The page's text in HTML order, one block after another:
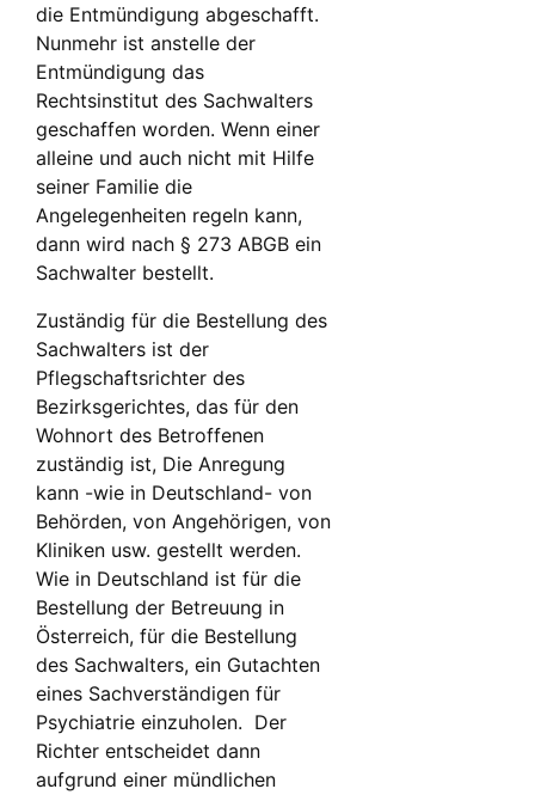
die Entmündigung abgeschafft.
Nunmehr ist anstelle der
Entmündigung das
Rechtsinstitut des Sachwalters
geschaffen worden. Wenn einer
alleine und auch nicht mit Hilfe
seiner Familie die
Angelegenheiten regeln kann,
dann wird nach § 273 ABGB ein
Sachwalter bestellt.
Zuständig für die Bestellung des
Sachwalters ist der
Pflegschaftsrichter des
Bezirksgerichtes, das für den
Wohnort des Betroffenen
zuständig ist, Die Anregung
kann -wie in Deutschland- von
Behörden, von Angehörigen, von
Kliniken usw. gestellt werden.
Wie in Deutschland ist für die
Bestellung der Betreuung in
Österreich, für die Bestellung
des Sachwalters, ein Gutachten
eines Sachverständigen für
Psychiatrie einzuholen. Der
Richter entscheidet dann
aufgrund einer mündlichen